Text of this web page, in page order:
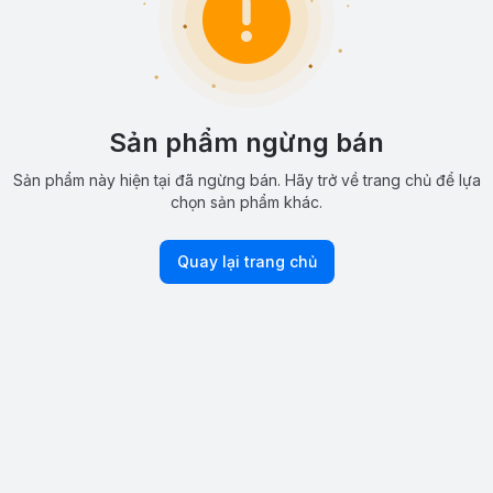
Sản phẩm ngừng bán
Sản phẩm này hiện tại đã ngừng bán. Hãy trở về trang chủ để lựa
chọn sản phẩm khác.
Quay lại trang chủ